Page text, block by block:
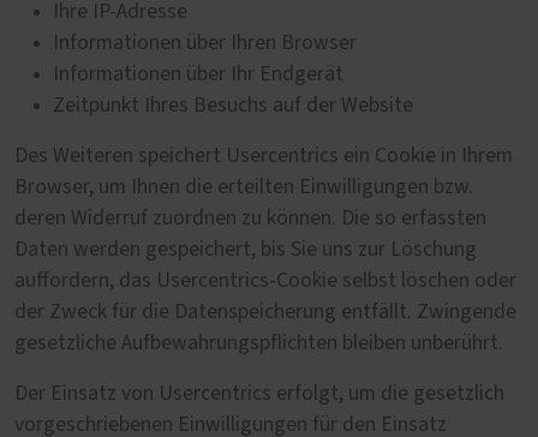
Ihre IP-Adresse
Informationen über Ihren Browser
Informationen über Ihr Endgerät
Zeitpunkt Ihres Besuchs auf der Website
Des Weiteren speichert Usercentrics ein Cookie in Ihrem
Browser, um Ihnen die erteilten Einwilligungen bzw.
deren Widerruf zuordnen zu können. Die so erfassten
Daten werden gespeichert, bis Sie uns zur Löschung
auffordern, das Usercentrics-Cookie selbst löschen oder
der Zweck für die Datenspeicherung entfällt. Zwingende
gesetzliche Aufbewahrungspflichten bleiben unberührt.
Der Einsatz von Usercentrics erfolgt, um die gesetzlich
vorgeschriebenen Einwilligungen für den Einsatz